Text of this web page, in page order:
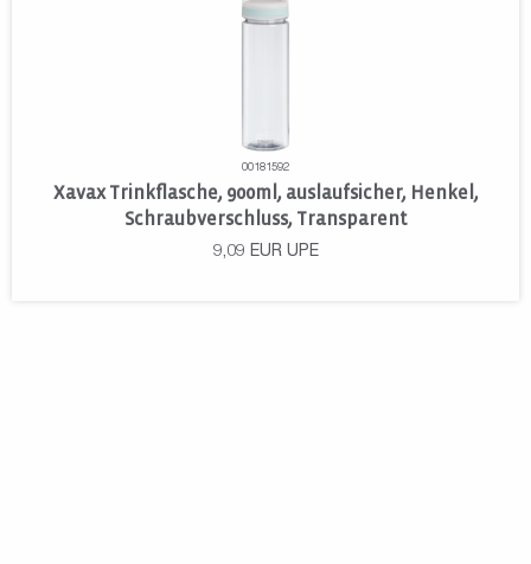
00181592
Xavax Trinkflasche, 900ml, auslaufsicher, Henkel,
Schraubverschluss, Transparent
9,09 EUR UPE